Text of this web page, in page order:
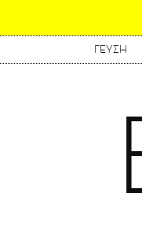
ΓΕΥΣΗ